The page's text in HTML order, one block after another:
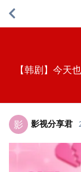
【韩剧】今天
影 影视分享君